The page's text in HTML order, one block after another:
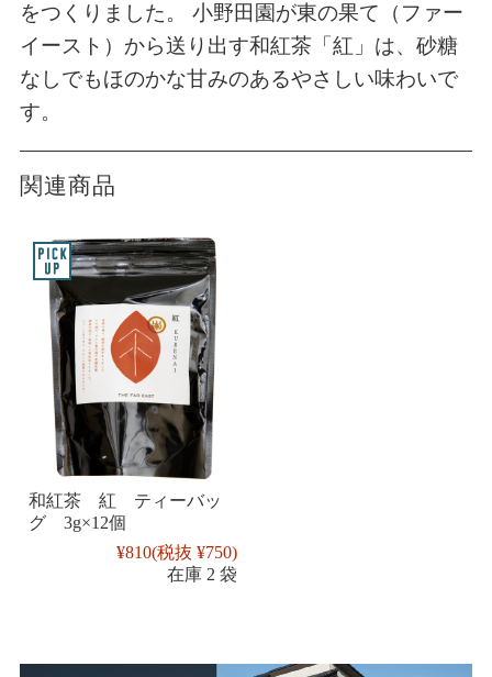
をつくりました。 小野田園が東の果て（ファー
イースト）から送り出す和紅茶「紅」は、砂糖
なしでもほのかな甘みのあるやさしい味わいで
す。
関連商品
和紅茶 紅 ティーバッ
グ 3g×12個
¥810(税抜 ¥750)
在庫 2 袋